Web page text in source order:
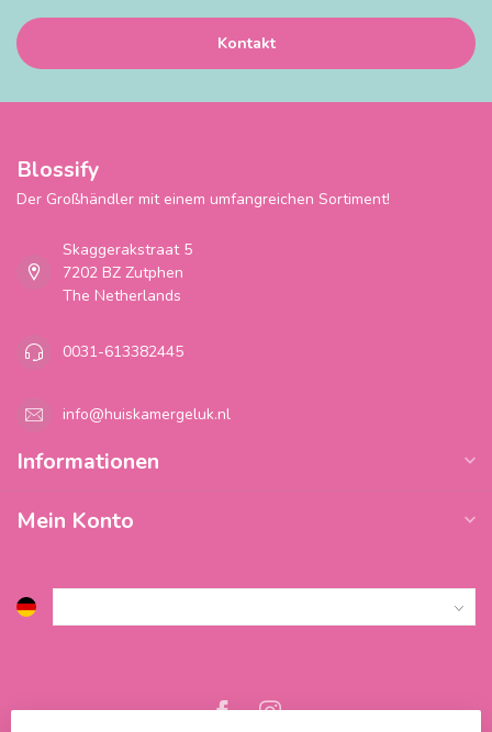
Kontakt
Blossify
Der Großhändler mit einem umfangreichen Sortiment!
Skaggerakstraat 5
7202 BZ Zutphen
The Netherlands
0031-613382445
info@huiskamergeluk.nl
Informationen
Mein Konto